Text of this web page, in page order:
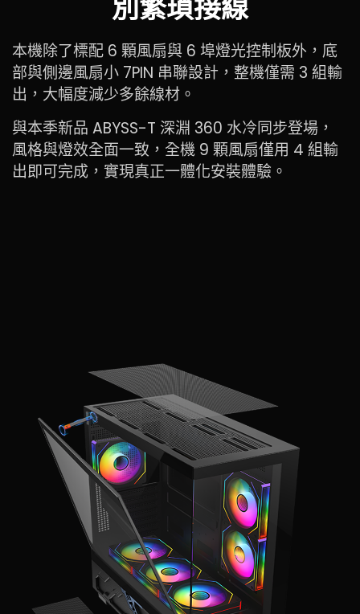
本機除了標配 6 顆風扇與 6 埠燈光控制板外，底
部與側邊風扇小 7PIN 串聯設計，整機僅需 3 組輸
出，大幅度減少多餘線材。
與本季新品 ABYSS-T 深淵 360 水冷同步登場，
風格與燈效全面一致，全機 9 顆風扇僅用 4 組輸
出即可完成，實現真正一體化安裝體驗。